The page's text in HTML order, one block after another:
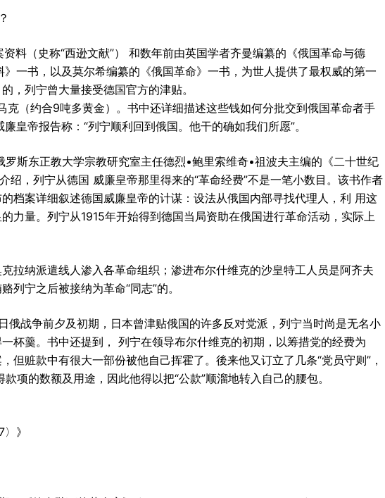
料（史称“西逊文献”） 和数年前由英国学者齐曼编纂的《俄国革命与德
》一书，以及莫尔希编纂的《俄国革命》一书，为世人提供了最权威的第一
，列宁曾大量接受德国官方的津贴。
（约合9吨多黄金）。书中还详细描述这些钱如何分批交到俄国革命者手
皇帝报告称：“列宁顺利回到俄国。他干的确如我们所愿”。
斯东正教大学宗教研究室主任德烈•鲍里索维奇•祖波夫主编的《二十世纪
，列宁从德国 威廉皇帝那里得来的“革命经费”不是一笔小数目。该书作者
档案详细叙述德国威廉皇帝的计谋：设法从俄国内部寻找代理人，利 用这
力量。列宁从1915年开始得到德国当局资助在俄国进行革命活动，实际上
拉纳派遣线人渗入各革命组织；渗进布尔什维克的沙皇特工人员是阿齐夫
列宁之后被接纳为革命“同志”的。
俄战争前夕及初期，日本曾津贴俄国的许多反对党派，列宁当时尚是无名小
杯羹。书中还提到， 列宁在领导布尔什维克的初期，以筹措党的经费为
但赃款中有很大一部份被他自己挥霍了。後来他又订立了几条“党员守则”，
项的数额及用途，因此他得以把“公款”顺溜地转入自己的腰包。
》